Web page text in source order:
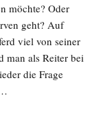
möchte? Oder
geht? Auf
viel von seiner
man als Reiter bei
die Frage